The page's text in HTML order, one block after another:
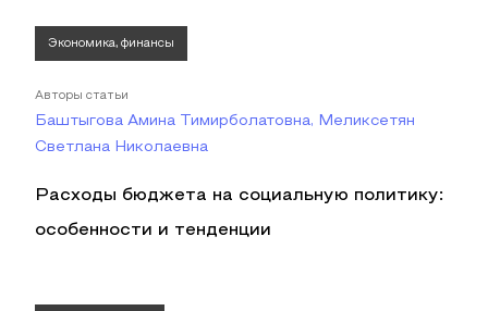
Экономика, финансы
Авторы статьи
Баштыгова Амина Тимирболатовна, Меликсетян
Светлана Николаевна
Расходы бюджета на социальную политику:
особенности и тенденции